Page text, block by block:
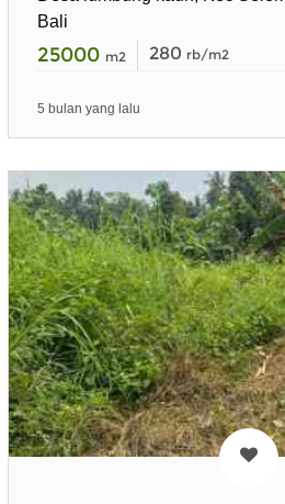
Bali
25000 m2 280 rb/m2
5 bulan yang lalu